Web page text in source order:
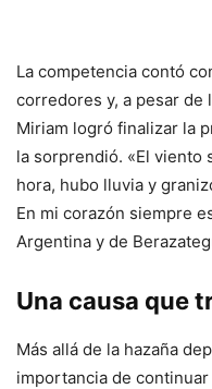
La competencia contó
corredores y, a pesar de
Miriam logró finalizar la
la sorprendió. «El viento
hora, hubo lluvia y
En mi corazón siempre
Argentina y de
Una causa que
Más allá de la hazaña
importancia de